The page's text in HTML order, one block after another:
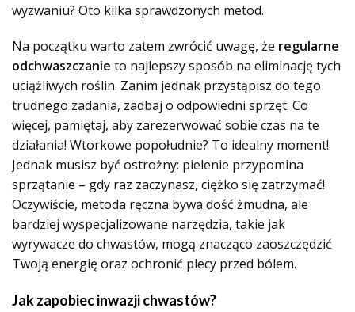
wyzwaniu? Oto kilka sprawdzonych metod.
Na początku warto zatem zwrócić uwagę, że regularne
odchwaszczanie to najlepszy sposób na eliminację tych
uciążliwych roślin. Zanim jednak przystąpisz do tego
trudnego zadania, zadbaj o odpowiedni sprzęt. Co
więcej, pamiętaj, aby zarezerwować sobie czas na te
działania! Wtorkowe popołudnie? To idealny moment!
Jednak musisz być ostrożny: pielenie przypomina
sprzątanie – gdy raz zaczynasz, ciężko się zatrzymać!
Oczywiście, metoda ręczna bywa dość żmudna, ale
bardziej wyspecjalizowane narzędzia, takie jak
wyrywacze do chwastów, mogą znacząco zaoszczędzić
Twoją energię oraz ochronić plecy przed bólem.
Jak zapobiec inwazji chwastów?